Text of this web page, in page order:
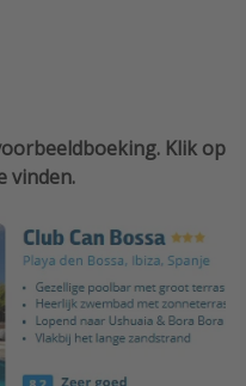
Klik op
vinden.